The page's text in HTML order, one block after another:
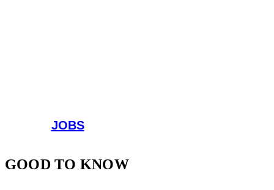
JOBS
GOOD TO KNOW